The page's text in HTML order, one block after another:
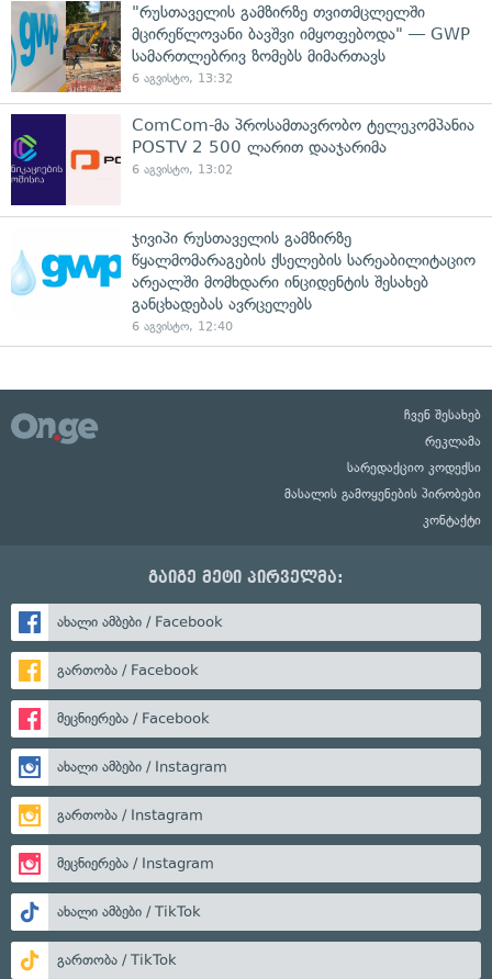
"რუსთაველის გამზირზე თვითმცლელში
მცირეწლოვანი ბავშვი იმყოფებოდა" — GWP
სამართლებრივ ზომებს მიმართავს
6 აგვისტო, 13:32
ComCom-მა პროსამთავრობო ტელეკომპანია
POSTV 2 500 ლარით დააჯარიმა
6 აგვისტო, 13:02
ჯივიპი რუსთაველის გამზირზე
წყალმომარაგების ქსელების სარეაბილიტაციო
არეალში მომხდარი ინციდენტის შესახებ
განცხადებას ავრცელებს
6 აგვისტო, 12:40
ჩვენ შესახებ
რეკლამა
სარედაქციო კოდექსი
მასალის გამოყენების პირობები
კონტაქტი
გაიგე მეტი პირველმა:
ახალი ამბები / Facebook
გართობა / Facebook
მეცნიერება / Facebook
ახალი ამბები / Instagram
გართობა / Instagram
მეცნიერება / Instagram
ახალი ამბები / TikTok
გართობა / TikTok